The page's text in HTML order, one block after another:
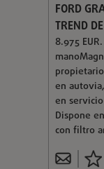
FORD
TREND
8.975
en
en
Dispone
con filtro